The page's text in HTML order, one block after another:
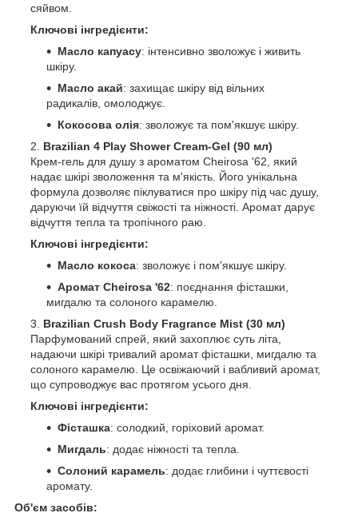
сяйвом.
Ключові інгредієнти:
Масло капуасу: інтенсивно зволожує і живить
шкіру.
Масло акай: захищає шкіру від вільних
радикалів, омолоджує.
Кокосова олія: зволожує та пом'якшує шкіру.
Brazilian 4 Play Shower Cream-Gel (90 мл)
Крем-гель для душу з ароматом Cheirosa '62, який
надає шкірі зволоження та м'якість. Його унікальна
формула дозволяє піклуватися про шкіру під час душу,
даруючи їй відчуття свіжості та ніжності. Аромат дарує
відчуття тепла та тропічного раю.
Ключові інгредієнти:
Масло кокоса: зволожує і пом'якшує шкіру.
Аромат Cheirosa '62: поєднання фісташки,
мигдалю та солоного карамелю.
Brazilian Crush Body Fragrance Mist (30 мл)
Парфумований спрей, який захоплює суть літа,
надаючи шкірі тривалий аромат фісташки, мигдалю та
солоного карамелю. Це освіжаючий і вабливий аромат,
що супроводжує вас протягом усього дня.
Ключові інгредієнти:
Фісташка: солодкий, горіховий аромат.
Мигдаль: додає ніжності та тепла.
Солоний карамель: додає глибини і чуттєвості
аромату.
Об'єм засобів: